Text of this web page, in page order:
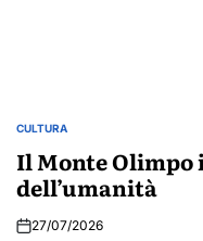
POSTED
IN
CULTURA
Il Monte
dell’umanità
27/07/2026